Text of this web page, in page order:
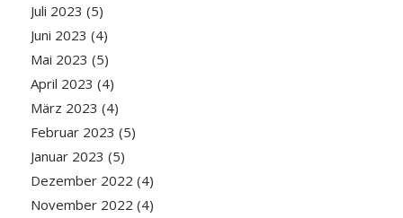
Juli 2023 (5)
Juni 2023 (4)
Mai 2023 (5)
April 2023 (4)
März 2023 (4)
Februar 2023 (5)
Januar 2023 (5)
Dezember 2022 (4)
November 2022 (4)